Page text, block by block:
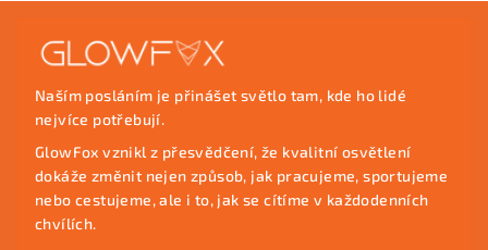
Naším posláním je přinášet světlo tam, kde ho lidé
nejvíce potřebují.
GlowFox vznikl z přesvědčení, že kvalitní osvětlení
dokáže změnit nejen způsob, jak pracujeme, sportujeme
nebo cestujeme, ale i to, jak se cítíme v každodenních
chvílích.